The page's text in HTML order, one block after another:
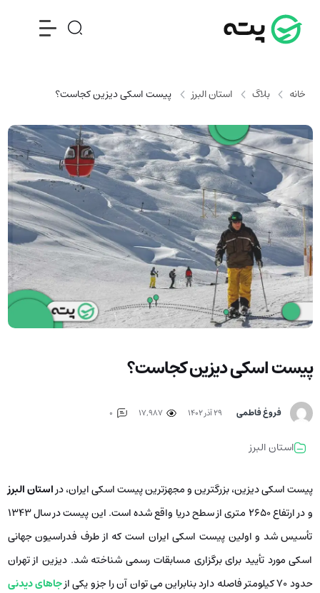
خانه بلاگ استان البرز پیست اسکی دیزین کجاست؟
پیست اسکی دیزین کجاست؟
فروغ فاطمی ۲۹ آذر ۱۴۰۲
استان البرز
پیست اسکی دیزین، بزرگترین و مجهزترین پیست اسکی ایران، دراستان البرز
و در ارتفاع ۲۶۵۰ متری از سطح دریا واقع شده است. این پیست در سال ۱۳۴۳
تأسیس شد و اولین پیست اسکی ایران است که از طرف فدراسیون جهانی
اسکی مورد تأیید برای برگزاری مسابقات رسمی شناخته شد. دیزین از تهران
حدود ۷۰ کیلومتر فاصله دارد بنابراین می توان آن را جزو یکی از
جاهای دیدنی